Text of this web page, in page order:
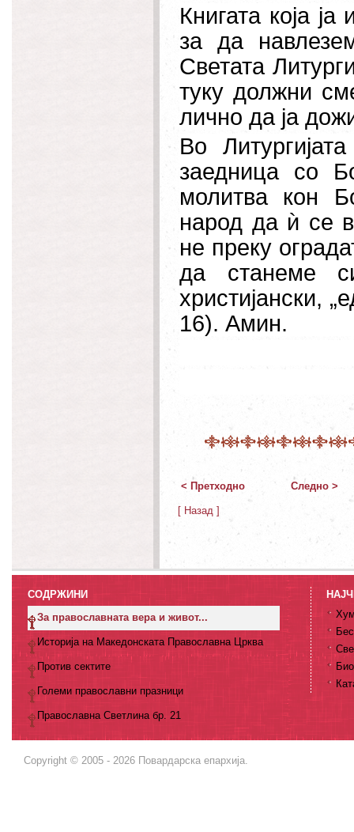
Книгата која
за да
Светата
туку должни
лично да ја
Во
заедница со
молитва кон
народ да ѝ се
не преку
да станеме
христијански,
16). Амин.
< Претходно Следно >
[ Назад ]
СОДРЖИНИ
За православната вера и живот...
Историја на Македонската Православна Црква
Против сектите
Големи православни празници
Православна Светлина бр. 21
Copyright © 2005 - 2026 Повардарска епархија.